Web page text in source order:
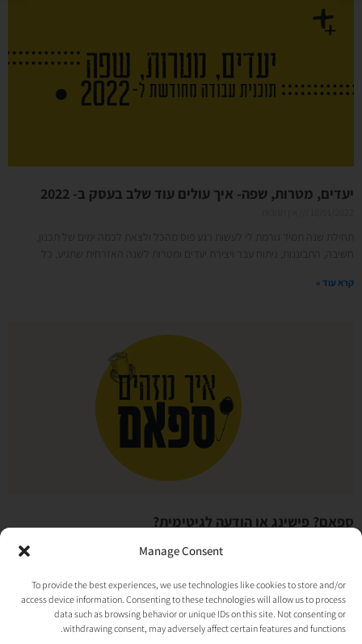
Manage Consent
To provide the best experiences, we use technologies like cookies to store and/or
access device information. Consenting to these technologies will allow us to process
data such as browsing behavior or unique IDs on this site. Not consenting or
withdrawing consent, may adversely affect certain features and functions.
יעדים, מטרות, שפה- איך עולים עוד שלב בעסק ב- 2022
תחילת שנה תמיד גורמת לי לעשות רגע פוס מהכל ולצאת לכמה ימים של תכנון,
חשיבה, התבוננות, ניתוח עבר ויצירת יעדים ומטרות לשנה האזרחית שתגיע. כל
קרא עוד »
ספאם? פישינג או הודעה לגיטימית?
איך יודעים אם הנוטיפיקציה שקיבלתם מפייסבוק באמת
09/01/2022 אין תגובות
אם אתם מנהלים עמוד עסקי בפייסבוק. בטוח קיבלתם לאחרונה מעין נוטיפיקציה שאולי
קצת התלבטתם אם זה ספאם או פישינג או הודעה אמיתית. הרי בכותרת היה